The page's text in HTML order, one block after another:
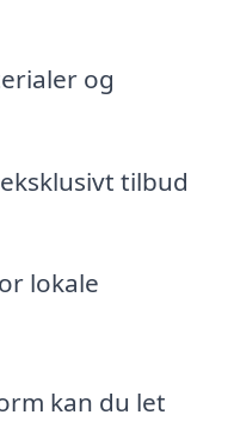
og
tilbud
lokale
kan du let